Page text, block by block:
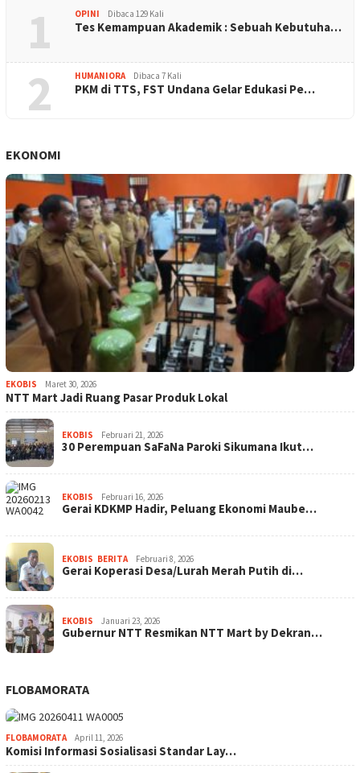
1 OPINI Dibaca 129 Kali
Tes Kemampuan Akademik : Sebuah Kebutuha…
2 HUMANIORA Dibaca 7 Kali
PKM di TTS, FST Undana Gelar Edukasi Pe…
EKONOMI
EKOBIS Maret 30, 2026
NTT Mart Jadi Ruang Pasar Produk Lokal
EKOBIS Februari 21, 2026
30 Perempuan SaFaNa Paroki Sikumana Ikut…
EKOBIS Februari 16, 2026
Gerai KDKMP Hadir, Peluang Ekonomi Maube…
EKOBIS BERITA Februari 8, 2026
Gerai Koperasi Desa/Lurah Merah Putih di…
EKOBIS Januari 23, 2026
Gubernur NTT Resmikan NTT Mart by Dekran…
FLOBAMORATA
FLOBAMORATA April 11, 2026
Komisi Informasi Sosialisasi Standar Lay…